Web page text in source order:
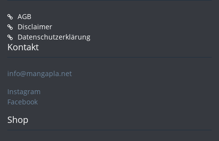
AGB
Disclaimer
Datenschutzerklärung
Kontakt
info@mangapla.net
Instagram
Facebook
Shop